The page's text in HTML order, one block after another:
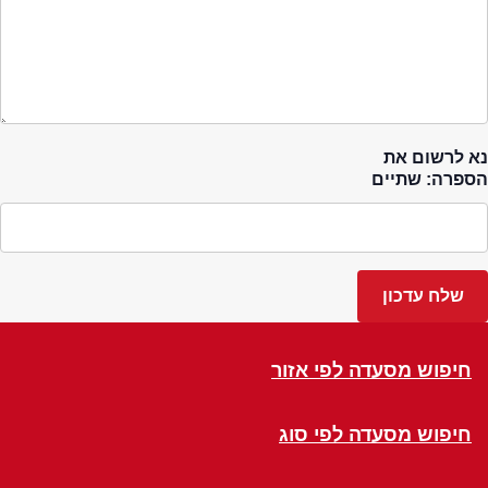
נא לרשום את
הספרה: שתיים
חיפוש מסעדה לפי אזור
חיפוש מסעדה לפי סוג